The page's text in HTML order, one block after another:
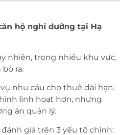
hộ nghỉ dưỡng tại Hạ
nhiên, trong nhiều khu vực,
ra.
nhu cầu cho thuê dài hạn,
linh hoạt hơn, nhưng
án quản lý.
giá trên 3 yếu tố chính: